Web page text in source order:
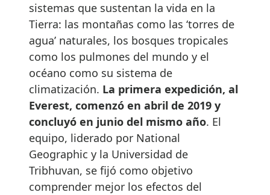
sistemas que sustentan la vida en la
Tierra: las montañas como las ‘torres de
agua’ naturales, los bosques tropicales
como los pulmones del mundo y el
océano como su sistema de
climatización. La primera expedición, al
Everest, comenzó en abril de 2019 y
concluyó en junio del mismo año. El
equipo, liderado por National
Geographic y la Universidad de
Tribhuvan, se fijó como objetivo
comprender mejor los efectos del